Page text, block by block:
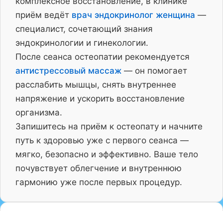
приём ведёт врач эндокринолог женщина —
специалист, сочетающий знания
эндокринологии и гинекологии.
После сеанса остеопатии рекомендуется
антистрессовый массаж — он помогает
расслабить мышцы, снять внутреннее
напряжение и ускорить восстановление
организма.
Запишитесь на приём к остеопату и начните
путь к здоровью уже с первого сеанса —
мягко, безопасно и эффективно. Ваше тело
почувствует облегчение и внутреннюю
гармонию уже после первых процедур.